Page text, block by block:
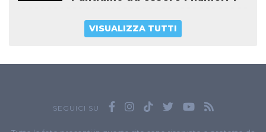
VISUALIZZA TUTTI
SEGUICI SU